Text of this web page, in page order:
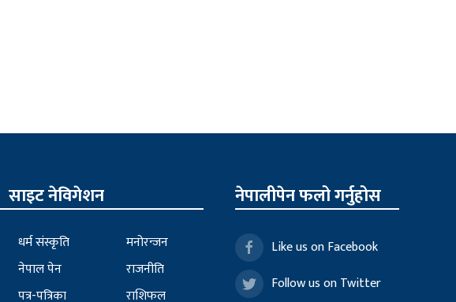
साइट नेविगेशन
धर्म संस्कृति
नेपाल पेन
पत्र-पत्रिका
मनोरन्जन
राजनीति
राशिफल
नेपालीपेन फलो गर्नुहोस
Like us on Facebook
Follow us on Twitter